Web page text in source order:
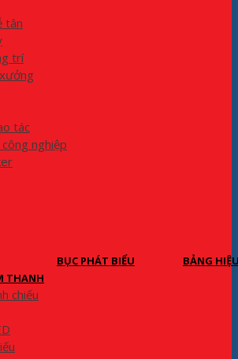
tân
trí
tác
nghiệp
BỤC PHÁT BIỂU
BẢNG
THANH
chiếu